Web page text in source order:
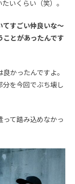
いくらい（笑）。
すごい仲良いな〜
ことがあったんです
かったんですよ。
を今回でぶち壊し
って踏み込めなかっ